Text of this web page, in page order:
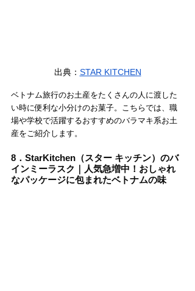
出典： STAR KITCHEN
ベトナム旅行のお土産をたくさんの人に渡した
い時に便利な小分けのお菓子。こちらでは、職
場や学校で活躍するおすすめのバラマキ系お土
産をご紹介します。
8．StarKitchen（スター キッチン）のバ
インミーラスク｜人気急増中！おしゃれ
なパッケージに包まれたベトナムの味